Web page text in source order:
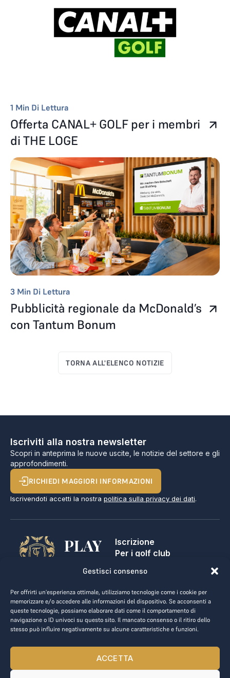
Gestisci consenso
Per offrirti un'esperienza ottimale, utilizziamo tecnologie come i cookie per
memorizzare e/o accedere alle informazioni del dispositivo. Se acconsenti a
queste tecnologie, possiamo elaborare dati come il comportamento di
navigazione o ID univoci su questo sito. Il mancato consenso o il ritiro dello
stesso può influire negativamente su alcune caratteristiche e funzioni.
ACCETTA
1 Min Di Lettura
Offerta CANAL+ GOLF per i membri
di THE LOGE
3 Min Di Lettura
Pubblicità regionale da McDonald’s
con Tantum Bonum
TORNA ALL'ELENCO NOTIZIE
Iscriviti alla nostra newsletter
Scopri in anteprima le nuove uscite, le notizie del settore e gli
approfondimenti.
RICHIEDI MAGGIORI INFORMAZIONI
Iscrivendoti accetti la nostra politica sulla privacy dei dati.
PLAY
GOLF,
BUSINESS.
Iscrizione
Per i golf club
Note legali
Termini e condizioni
Privacy dei dati
kontakt@the-loge.com
Il nostro team è qui per aiutarti.
Dal lunedì al venerdì, dalle 8:00 alle 17:00.